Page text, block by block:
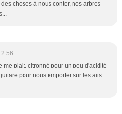
des choses à nous conter, nos arbres
me plait, citronné pour un peu d'acidité
pour nous emporter sur les airs